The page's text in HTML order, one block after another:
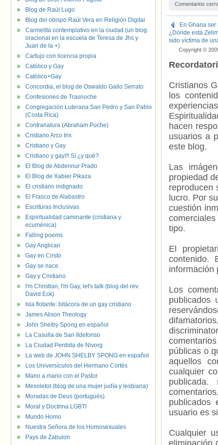
Comentarios
En Ghana
¿Dónde está
sido víctima de
Copyright ©
Cristianos
los
hacen
usuarios a
este blog.
Las
propiedad
reproducen
lucro. Por
cuestión
tipo.
El
contenido.
información
Los
publicados
públicas o
aquellos
cualquier
usuario es
Cualquier
eliminación
Blog de Raúl Lugo
Blog del obispo Raúl Vera en Religión Digital
Carmelita contemplativo en la ciudad (un blog
oracional en la escuela de Teresa de Jhs y
Juan de la +)
Cartujo con licencia propia
Católico y Gay
Católico+Gay
Concordia, el blog de Oswaldo Gallo Serrato
Confesiones de Trasnoche
Congregación Luterana San Pedro y San Pablo
(Costa Rica)
Contranatura (Abraham Puche)
Cristiano Arco Iris
Cristiano y Gay
Cristiano y gay!!! Sí ¿y qué?
El Blog de Abdennur Prado
El Blog de Xabier Pikaza
El cristiano indignado
El Frasco de Alabastro
Escrituras Inclusivas
Espiritualidad caminante (cristiana y
ecuménica)
Falling poems
Gay Anglican
Gay en Cristo
Gay se nace.
Gay y Cristiano
I'm Christian, I'm Gay, let's talk (blog del rev.
David Eck)
Isla flotante: bitácora de un gay cristiano
James Alison Theology
John Shelby Spong en español
La Casulla de San Ildefonso
La Ciudad Perdida de Nivorg
La web de JOHN SHELBY SPONG en español
Los Universículos del Hermano Cortés
Mano a mano con el Pastor
Mesoletot (blog de una mujer judía y lesbiana)
Moradas de Deus (portugués)
Moral y Doctrina LGBTI
Mundo Homo
Nuestra Señora de los Homosexuales
Pays de Zabulon